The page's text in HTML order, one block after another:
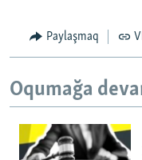
Paylaşmaq
Oqumağa